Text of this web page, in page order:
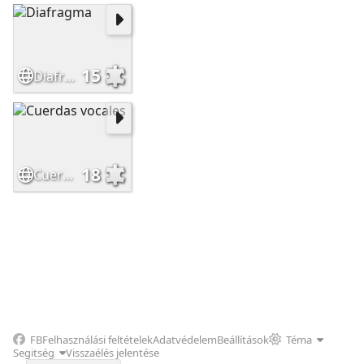
Diafragma 15
Cuerdas vocales 18
FBFelhasználási feltételekAdatvédelemBeállítások
Téma
Segitség
Visszaélés jelentése